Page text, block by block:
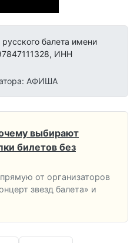
балета имени
ИНН
АФИША
выбирают
билетов без
от организаторов
звезд балета» и